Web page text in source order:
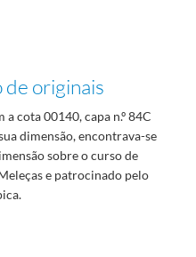
de originais
cota 00140, capa n.º 84C
dimensão, encontrava-se
sobre o curso de
e patrocinado pelo